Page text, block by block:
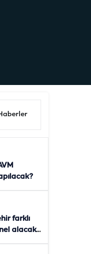
farklı
alacak!